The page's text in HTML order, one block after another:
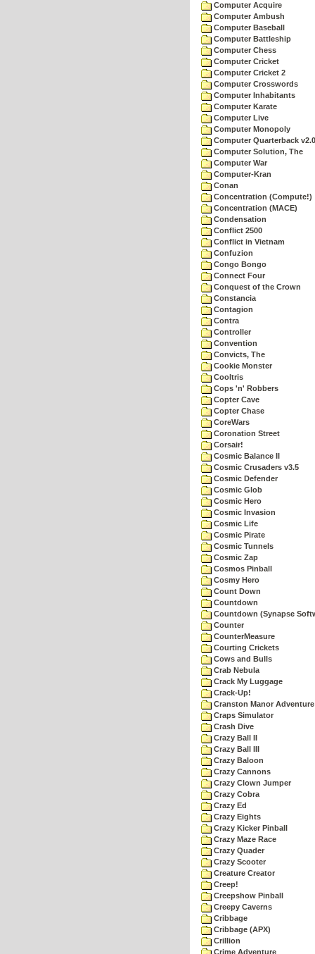
Computer Acquire
Computer Ambush
Computer Baseball
Computer Battleship
Computer Chess
Computer Cricket
Computer Cricket 2
Computer Crosswords
Computer Inhabitants
Computer Karate
Computer Live
Computer Monopoly
Computer Quarterback v2.0
Computer Solution, The
Computer War
Computer-Kran
Conan
Concentration (Compute!)
Concentration (MACE)
Condensation
Conflict 2500
Conflict in Vietnam
Confuzion
Congo Bongo
Connect Four
Conquest of the Crown
Constancia
Contagion
Contra
Controller
Convention
Convicts, The
Cookie Monster
Cooltris
Cops 'n' Robbers
Copter Cave
Copter Chase
CoreWars
Coronation Street
Corsair!
Cosmic Balance II
Cosmic Crusaders v3.5
Cosmic Defender
Cosmic Glob
Cosmic Hero
Cosmic Invasion
Cosmic Life
Cosmic Pirate
Cosmic Tunnels
Cosmic Zap
Cosmos Pinball
Cosmy Hero
Count Down
Countdown
Countdown (Synapse
Counter
CounterMeasure
Courting Crickets
Cows and Bulls
Crab Nebula
Crack My Luggage
Crack-Up!
Cranston Manor Adventure
Craps Simulator
Crash Dive
Crazy Ball II
Crazy Ball III
Crazy Baloon
Crazy Cannons
Crazy Clown Jumper
Crazy Cobra
Crazy Ed
Crazy Eights
Crazy Kicker Pinball
Crazy Maze Race
Crazy Quader
Crazy Scooter
Creature Creator
Creep!
Creepshow Pinball
Creepy Caverns
Cribbage
Cribbage (APX)
Crillion
Crime Adventure